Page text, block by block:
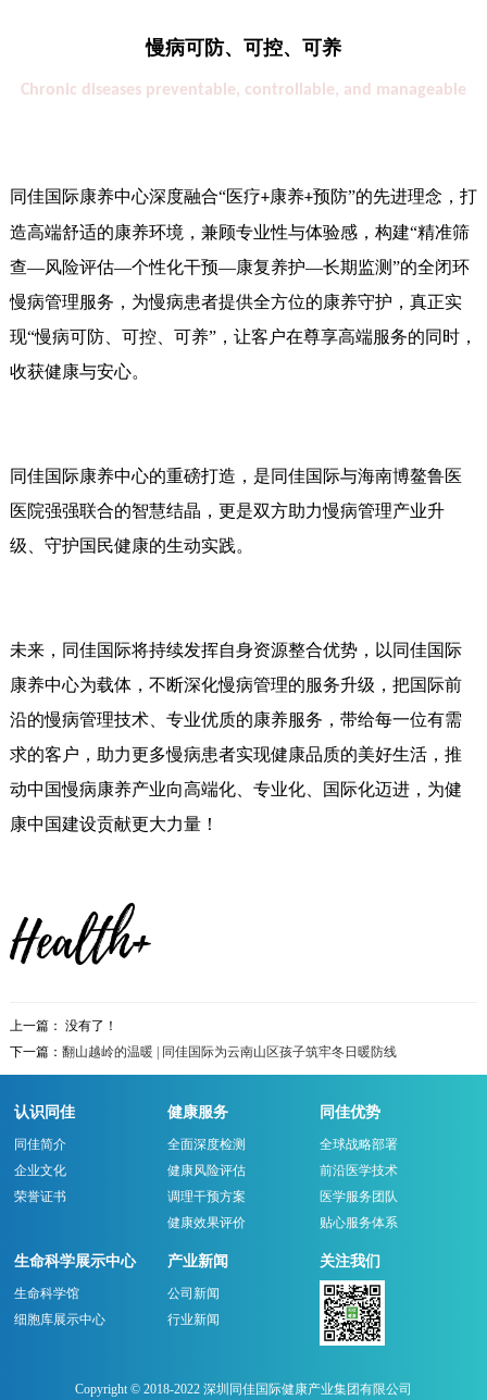
慢病可防、可控、可养
Chronic diseases preventable, controllable, and manageable
同佳国际康养中心深度融合“医疗+康养+预防”的先进理念，打
造高端舒适的康养环境，兼顾专业性与体验感，构建“精准筛
查—风险评估—个性化干预—康复养护—长期监测”的全闭环
慢病管理服务，为慢病患者提供全方位的康养守护，真正实
现“慢病可防、可控、可养”，让客户在尊享高端服务的同时，
收获健康与安心。
同佳国际康养中心的重磅打造，是同佳国际与海南博鳌鲁医
医院强强联合的智慧结晶，更是双方助力慢病管理产业升
级、守护国民健康的生动实践。
未来，同佳国际将持续发挥自身资源整合优势，以同佳国际
康养中心为载体，不断深化慢病管理的服务升级，把国际前
沿的慢病管理技术、专业优质的康养服务，带给每一位有需
求的客户，助力更多慢病患者实现健康品质的美好生活，推
动中国慢病康养产业向高端化、专业化、国际化迈进，为健
康中国建设贡献更大力量！
上一篇： 没有了！
下一篇： 翻山越岭的温暖 | 同佳国际为云南山区孩子筑牢冬日暖防线
认识同佳
同佳简介
企业文化
荣誉证书
健康服务
全面深度检测
健康风险评估
调理干预方案
健康效果评价
同佳优势
全球战略部署
前沿医学技术
医学服务团队
贴心服务体系
生命科学展示中心
生命科学馆
细胞库展示中心
产业新闻
公司新闻
行业新闻
关注我们
Copyright © 2018-2022 深圳同佳国际健康产业集团有限公司